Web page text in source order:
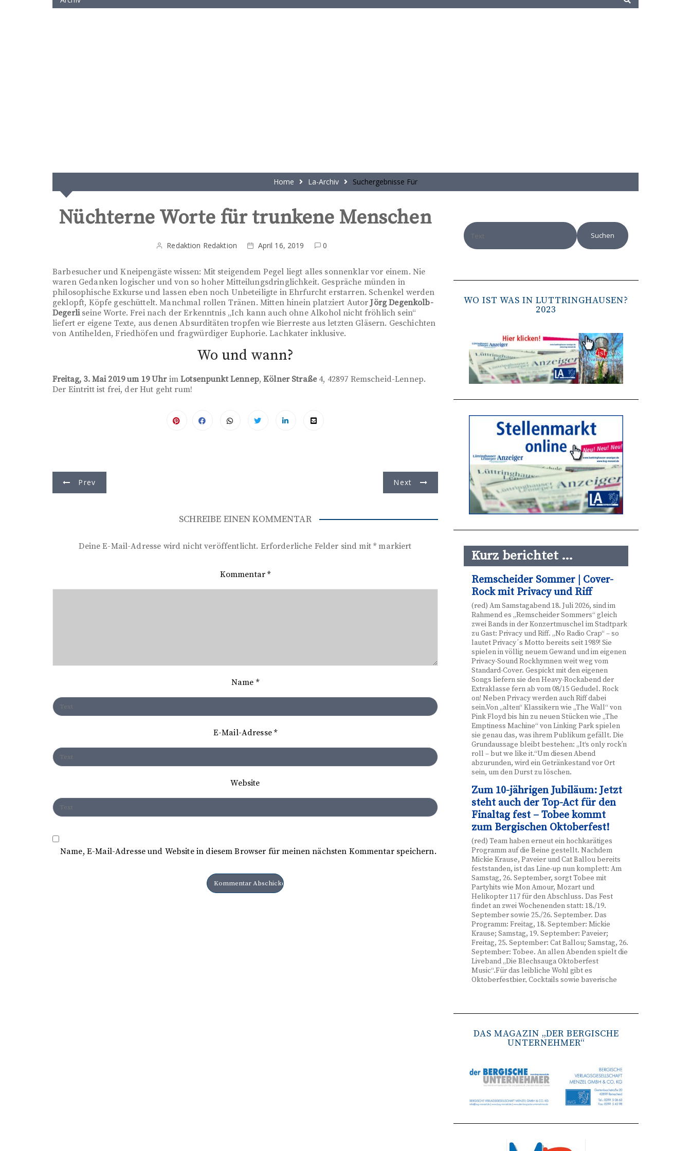
Home La-Archiv Suchergebnisse Für
Nüchterne Worte für trunkene Menschen
Redaktion Redaktion April 16, 2019 0
Barbesucher und Kneipengäste wissen: Mit steigendem Pegel liegt alles sonnenklar vor einem. Nie
waren Gedanken logischer und von so hoher Mitteilungsdringlichkeit. Gespräche münden in
philosophische Exkurse und lassen eben noch Unbeteiligte in Ehrfurcht erstarren. Schenkel werden
geklopft, Köpfe geschüttelt. Manchmal rollen Tränen. Mitten hinein platziert AutorJörg Degenkolb-
Degerli seine Worte. Frei nach der Erkenntnis „Ich kann auch ohne Alkohol nicht fröhlich sein“
liefert er eigene Texte, aus denen Absurditäten tropfen wie Bierreste aus letzten Gläsern. Geschichten
von Antihelden, Friedhöfen und fragwürdiger Euphorie. Lachkater inklusive.
Wo und wann?
Freitag, 3. Mai 2019 um 19 UhrimLotsenpunkt Lennep,Kölner Straße 4, 42897 Remscheid-Lennep.
Der Eintritt ist frei, der Hut geht rum!
e
g
i
a
o
Prev Next
SCHREIBE EINEN KOMMENTAR
Deine E-Mail-Adresse wird nicht veröffentlicht. Erforderliche Felder sind mit*markiert
Kommentar*
Name *
E-Mail-Adresse*
Website
Name, E-Mail-Adresse und Website in diesem Browser für meinen nächsten Kommentar speichern.
WO IST WAS IN LÜTTRINGHAUSEN?
2023
Kurz berichtet …
Remscheider Sommer | Cover-
Rock mit Privacy und Riff
(red) Am Samstagabend 18. Juli 2026, sind im
Rahmend es „Remscheider Sommers“ gleich
zwei Bands in der Konzertmuschel im Stadtpark
zu Gast: Privacy und Riff. „No Radio Crap“ – so
lautet Privacy´s Motto bereits seit 1989! Sie
spielen in völlig neuem Gewand und im eigenen
Privacy-Sound Rockhymnen weit weg vom
Standard-Cover. Gespickt mit den eigenen
Songs liefern sie den Heavy-Rockabend der
Extraklasse fern ab vom 08/15 Gedudel. Rock
on! Neben Privacy werden auch Riff dabei
sein.Von „alten“ Klassikern wie „The Wall“ von
Pink Floyd bis hin zu neuen Stücken wie „The
Emptiness Machine“ von Linking Park spielen
sie genau das, was ihrem Publikum gefällt. Die
Grundaussage bleibt bestehen: „It‘s only rock’n
roll – but we like it.“Um diesen Abend
abzurunden, wird ein Getränkestand vor Ort
sein, um den Durst zu löschen.
Zum 10-jährigen Jubiläum: Jetzt
steht auch der Top-Act für den
Finaltag fest – Tobee kommt
zum Bergischen Oktoberfest!
(red) Team haben erneut ein hochkarätiges
Programm auf die Beine gestellt. Nachdem
Mickie Krause, Paveier und Cat Ballou bereits
feststanden, ist das Line-up nun komplett: Am
Samstag, 26. September, sorgt Tobee mit
Partyhits wie Mon Amour, Mozart und
Helikopter 117 für den Abschluss. Das Fest
findet an zwei Wochenenden statt: 18./19.
September sowie 25./26. September. Das
Programm: Freitag, 18. September: Mickie
Krause; Samstag, 19. September: Paveier;
Freitag, 25. September: Cat Ballou; Samstag, 26.
September: Tobee. An allen Abenden spielt die
Liveband „Die Blechsauga Oktoberfest
Music“.Für das leibliche Wohl gibt es
Oktoberfestbier, Cocktails sowie bayerische
www.bergisches-oktoberfest.de sowie über die
Remscheid stärkt Krisenvorsorge
Remscheid trainieren Krisenstabsarbeit am
Institut der Feuerwehr NRW in Münster.
Wie funktioniert die Zusammenarbeit im
Krisenfall? Welche Entscheidungen müssen
unter Zeitdruck getroffen werden? Und wie
bestmöglich geschützt werden? Mit diesen und
Mitarbeitende der Stadt Remscheid Ende Juni in
DAS MAGAZIN „DER BERGISCHE
UNTERNEHMER“